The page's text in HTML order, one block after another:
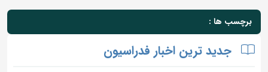
برچسب ها :
جدید ترین اخبار فدراسیون